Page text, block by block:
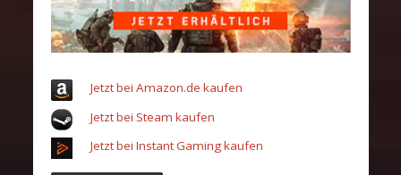
Jetzt bei Amazon.de kaufen
Jetzt bei Steam kaufen
Jetzt bei Instant Gaming kaufen